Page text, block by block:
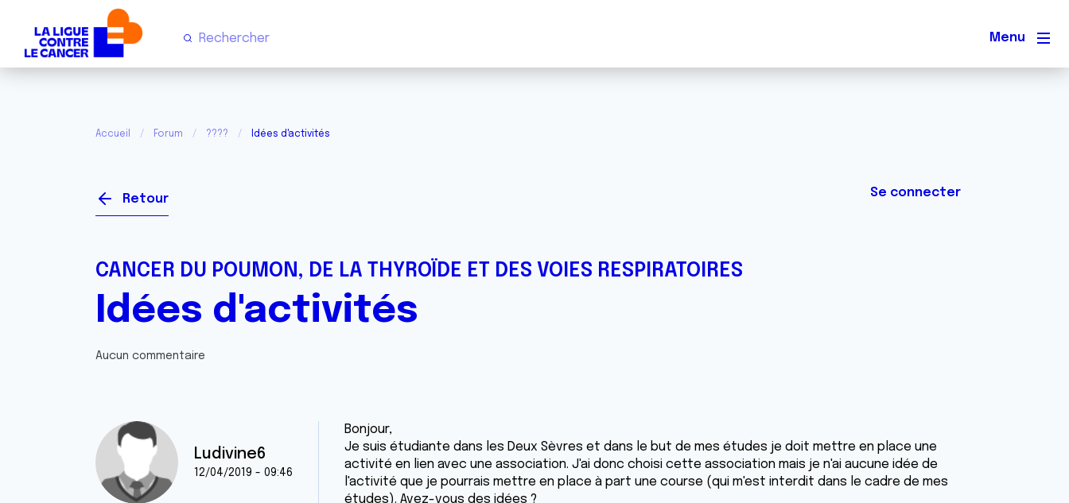
Menu
Accueil Forum ???? Idées d'activités
Retour Se connecter
CANCER DU POUMON, DE LA THYROÏDE ET DES VOIES RESPIRATOIRES
Idées d'activités
Aucun commentaire
Ludivine6
12/04/2019 - 09:46
Bonjour,
Je suis étudiante dans les Deux Sèvres et dans le but de mes études je doit mettre en place une
activité en lien avec une association. J'ai donc choisi cette association mais je n'ai aucune idée de
l'activité que je pourrais mettre en place à part une course (qui m'est interdit dans le cadre de mes
études). Avez-vous des idées ?